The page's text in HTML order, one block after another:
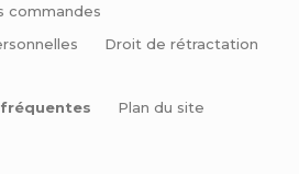
commandes
Droit de rétractation
Plan du site